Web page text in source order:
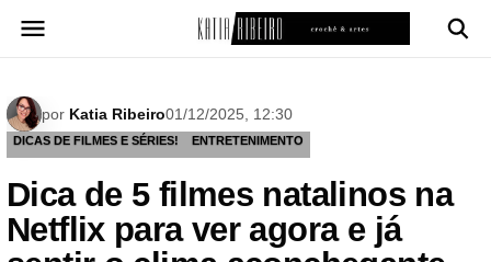
para
por Katia Ribeiro01/12/2025, 12:30
DICAS DE FILMES E SÉRIES! ENTRETENIMENTO
Dica de 5 filmes natalinos na
Netflix para ver agora e já